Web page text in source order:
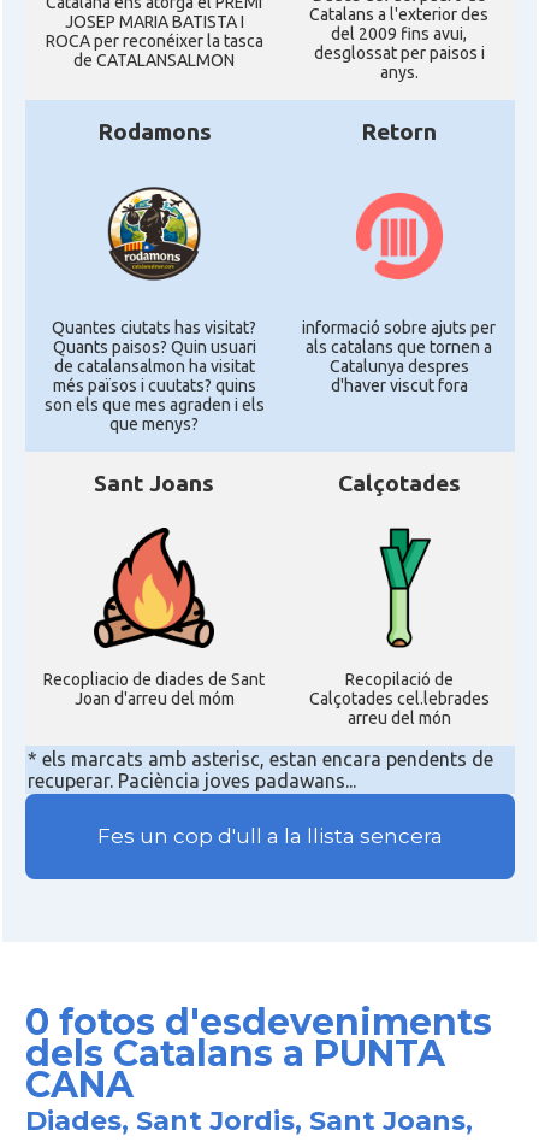
JOSEP MARIA BATISTA I
ROCA per reconéixer la tasca
de CATALANSALMON
Catalans a l'exterior des
del 2009 fins avui,
desglossat per paisos i
anys.
Rodamons
Quantes ciutats has visitat?
Quants paisos? Quin usuari
de catalansalmon ha visitat
més països i cuutats? quins
son els que mes agraden i els
que menys?
Retorn
informació sobre ajuts per
als catalans que tornen a
Catalunya despres
d'haver viscut fora
Sant Joans
Recopliacio de diades de Sant
Joan d'arreu del móm
Calçotades
Recopilació de
Calçotades cel.lebrades
arreu del món
* els marcats amb asterisc, estan encara pendents de
recuperar. Paciència joves padawans...
Fes un cop d'ull a la llista sencera
0 fotos d'esdeveniments
dels Catalans a PUNTA
CANA
Diades, Sant Jordis, Sant Joans,